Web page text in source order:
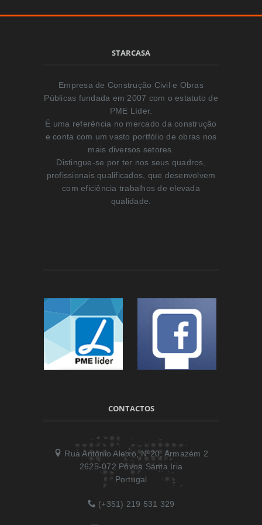
STARCASA
Empresa de Construção Civil e Obras
Públicas fundada em 2007 com o estatuto de
PME Líder.
É uma referência no mercado da construção
e conta com um vasto portfólio de obras nos
mais diversos setores.
Distingue-se por ter nos seus quadros,
profissionais qualificados, que desenvolvem
com eficiência trabalhos de elevada
qualidade.
CONTACTOS
Rua António Aleixo, Nº20, Armazém 2
2625-072 Póvoa Santa Iria
Portugal
(+351) 219 531 329